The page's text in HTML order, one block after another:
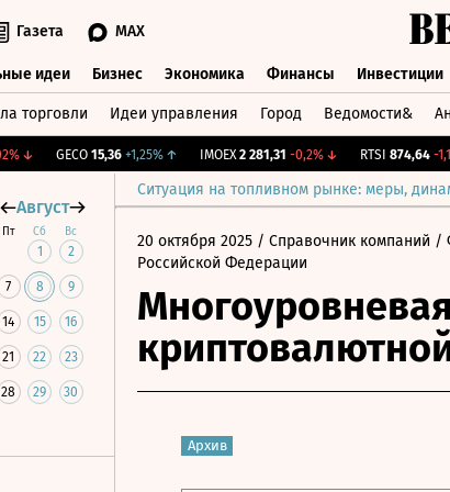
Газета MAX
идеи Бизнес Экономика Финансы Инвестиции
торговли Идеи управления Город Ведомости&
↓ GECO 15,36 +1,25%↑ IMOEX 2 281,31 -0,2%↓ RTSI 874,64 -1,12%
Ситуация на топливном рынке: меры,
Август
Пт Сб Вс
1 2
7 8 9
14 15 16
21 22 23
28 29 30
20 октября 2025 / Справочник компаний /
Российской Федерации
Архив